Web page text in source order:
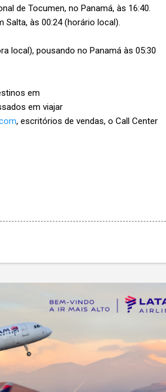
de Tocumen, no Panamá, às 16:40.
Salta, às 00:24 (horário local).
local), pousando no Panamá às 05:30
em
​​em viajar
, escritórios de vendas, o Call Center